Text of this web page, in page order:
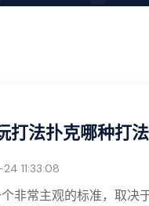
打法扑克哪种打
11:33:08
个非常主观的标准，取决